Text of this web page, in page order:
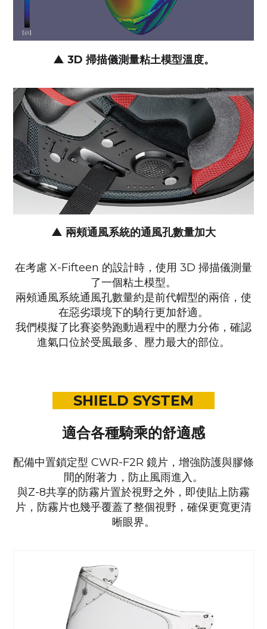
▲ 3D 掃描儀測量粘土模型溫度。
▲ 兩頰通風系統的通風孔數量加大
在考慮 X-Fifteen 的設計時， 使用 3D 掃描儀測量
了一個粘土模型。
兩頰通風系統通風孔數量約是前代帽型的兩倍， 使
在惡劣環境下的騎行更加舒適。
我們模擬了比賽姿勢跑動過程中的壓力分佈， 確認
進氣口位於受風最多、壓力最大的部位。
SHIELD SYSTEM
適合各種騎乘的舒適感
配備中置鎖定型 CWR-F2R 鏡片， 增強防護與膠條
間的附著力，防止風雨進入。
與Z-8共享的防霧片置於視野之外，即使貼上防霧
片， 防霧片也幾乎覆蓋了整個視野，確保更寬更清
晰眼界。